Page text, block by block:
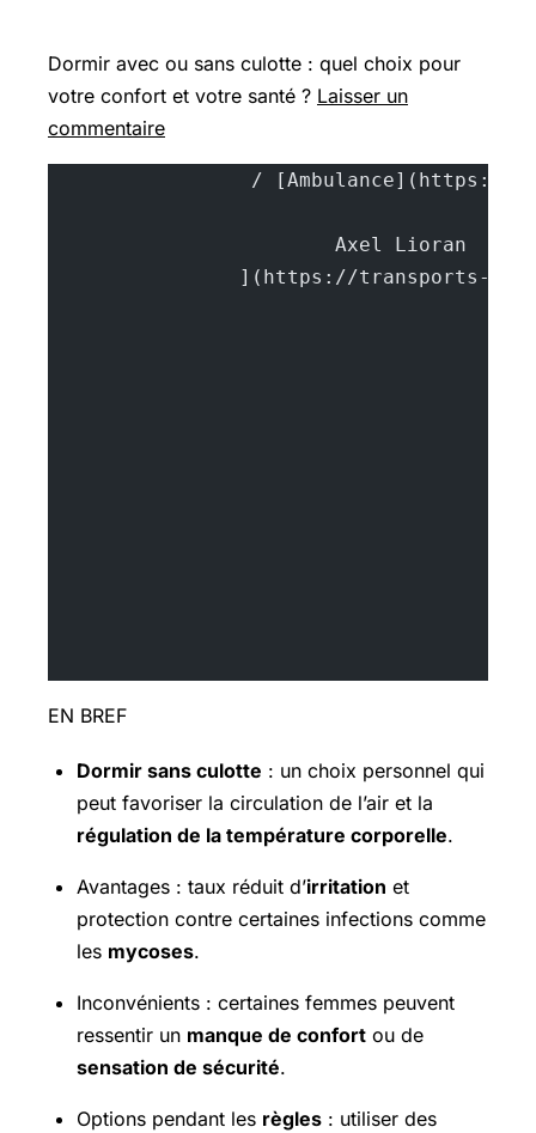
Dormir avec ou sans culotte : quel choix pour
votre confort et votre santé ? Laisser un
commentaire
](https://transports-
EN BREF
Dormir sans culotte : un choix personnel qui
peut favoriser la circulation de l’air et la
régulation de la température corporelle.
Avantages : taux réduit d’irritation et
protection contre certaines infections comme
les mycoses.
Inconvénients : certaines femmes peuvent
ressentir un manque de confort ou de
sensation de sécurité.
Options pendant les règles : utiliser des